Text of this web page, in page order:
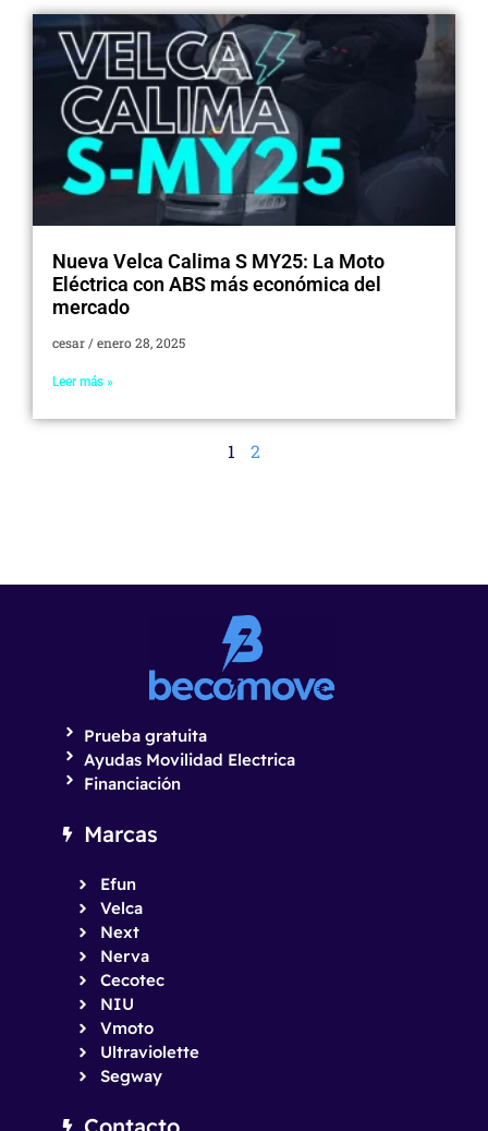
Nueva Velca Calima S MY25: La Moto
Eléctrica con ABS más económica del
mercado
cesar enero 28, 2025
Leer más »
1 2
Prueba gratuita
Ayudas Movilidad Electrica
Financiación
Marcas
Efun
Velca
Next
Nerva
Cecotec
NIU
Vmoto
Ultraviolette
Segway